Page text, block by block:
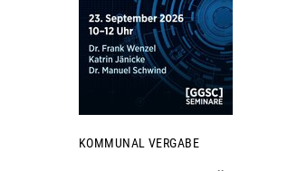
KOMMUNAL VERGABE